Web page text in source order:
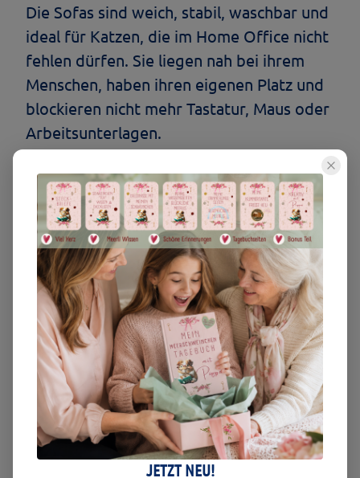
Die Sofas sind weich, stabil, waschbar und
ideal für Katzen, die im Home Office nicht
fehlen dürfen. Sie liegen nah bei ihrem
Menschen, haben ihren eigenen Platz und
blockieren nicht mehr Tastatur, Maus oder
Arbeitsunterlagen.
Maße, Material und Details
Maße:
Schenkelmaß: ca. 37 cm
Tiefe: ca. 41 cm
Lehnenhöhe: ca. 15 cm
Material und
Verarbeitung:
Außenstoff: beiger Baumwollcanvas
Innenstoff: weicher Fleece in meerblau
oder rosé
stabile EckformJETZT NEU!